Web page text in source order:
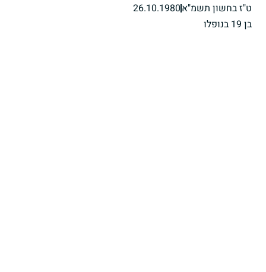
ט"ז בחשון תשמ"א26.10.1980
בן 19 בנופלו